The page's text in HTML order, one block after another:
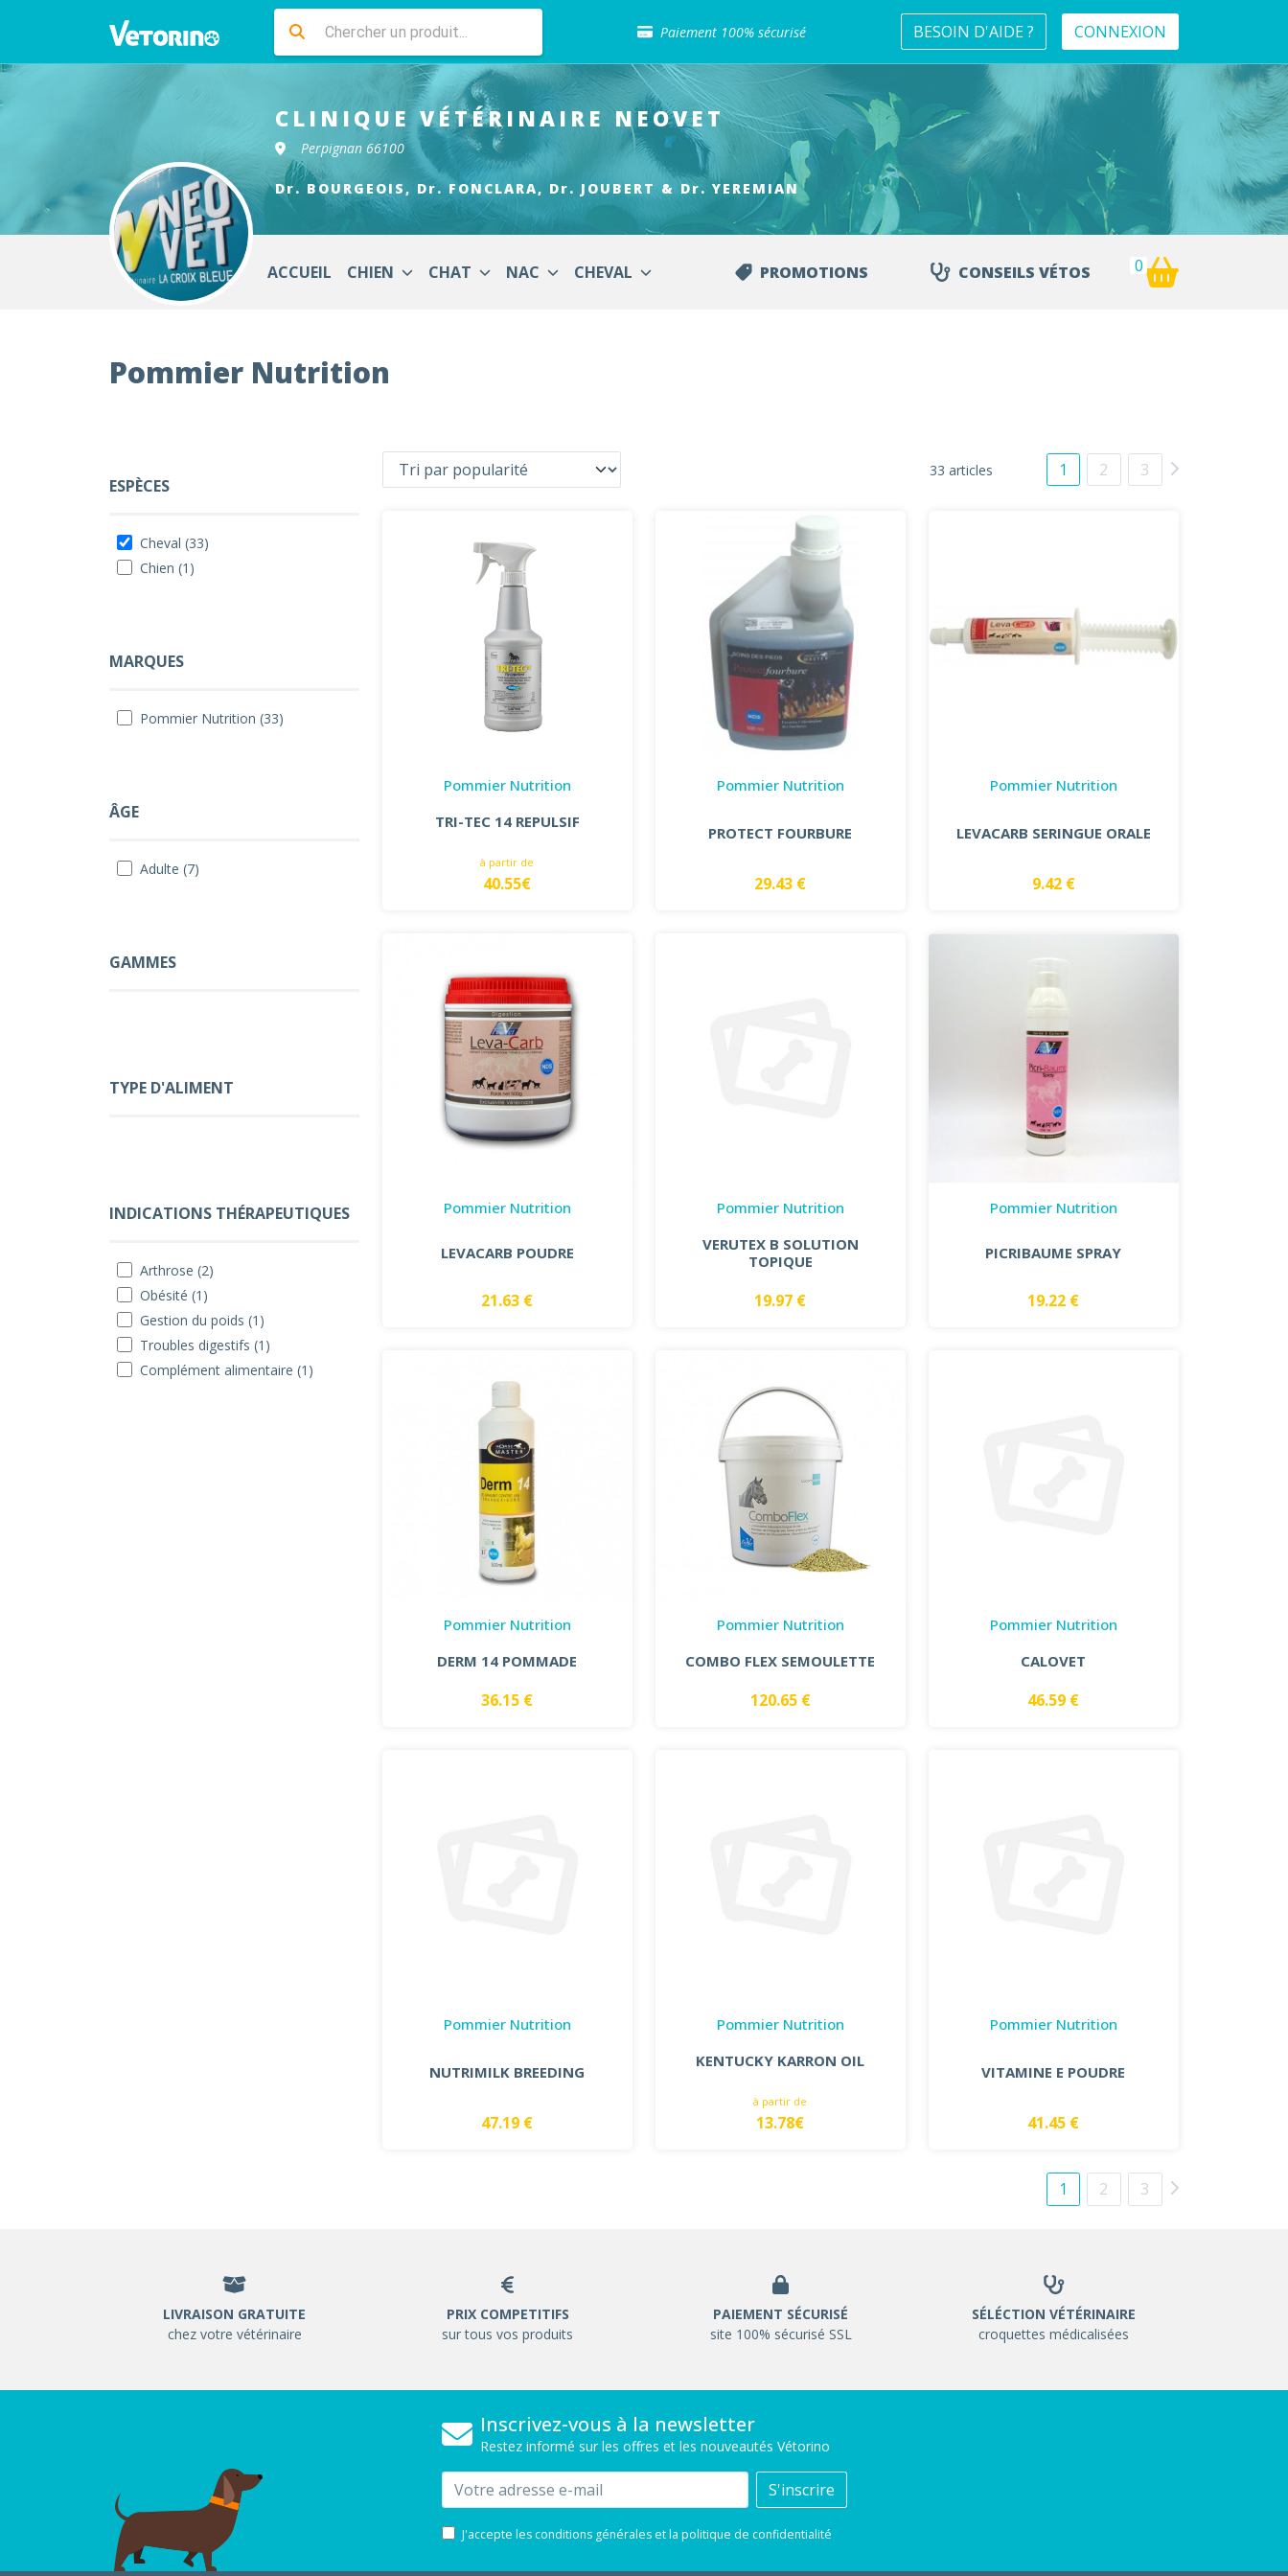
Paiement 100% sécurisé
Retour gratuit en clinique
Sélection de croquettes vétérinaire
Paiement 100% sécurisé
Livraison gratuite en clinique vétérinaire
Retour gratuit en clinique
Sélection de croquettes vétérinaire
BESOIN D'AIDE ? CONNEXION
CLINIQUE VÉTÉRINAIRE NEOVET
Perpignan 66100
Dr. BOURGEOIS, Dr. FONCLARA, Dr. JOUBERT & Dr. YEREMIAN
ACCUEIL CHIEN CHAT NAC CHEVAL PROMOTIONS CONSEILS VÉTOS 0
Pommier Nutrition
ESPÈCES
Cheval (33)
Chien (1)
MARQUES
Pommier Nutrition (33)
ÂGE
Adulte (7)
GAMMES
TYPE D'ALIMENT
INDICATIONS THÉRAPEUTIQUES
Arthrose (2)
Obésité (1)
Gestion du poids (1)
Troubles digestifs (1)
Complément alimentaire (1)
33 articles 1 2 3
Pommier Nutrition
TRI-TEC 14 REPULSIF
à partir de
40.55€
Pommier Nutrition
PROTECT FOURBURE
29.43 €
Pommier Nutrition
LEVACARB SERINGUE ORALE
9.42 €
Pommier Nutrition
LEVACARB POUDRE
21.63 €
Pommier Nutrition
VERUTEX B SOLUTION
TOPIQUE
19.97 €
Pommier Nutrition
PICRIBAUME SPRAY
19.22 €
Pommier Nutrition
DERM 14 POMMADE
36.15 €
Pommier Nutrition
COMBO FLEX SEMOULETTE
120.65 €
Pommier Nutrition
CALOVET
46.59 €
Pommier Nutrition
NUTRIMILK BREEDING
47.19 €
Pommier Nutrition
KENTUCKY KARRON OIL
à partir de
13.78€
Pommier Nutrition
VITAMINE E POUDRE
41.45 €
1 2 3
LIVRAISON GRATUITE
chez votre vétérinaire
PRIX COMPETITIFS
sur tous vos produits
PAIEMENT SÉCURISÉ
site 100% sécurisé SSL
SÉLÉCTION VÉTÉRINAIRE
croquettes médicalisées
Inscrivez-vous à la newsletter
Restez informé sur les offres et les nouveautés Vétorino
Email S'inscrire
J'accepte les conditions générales et la politique de confidentialité